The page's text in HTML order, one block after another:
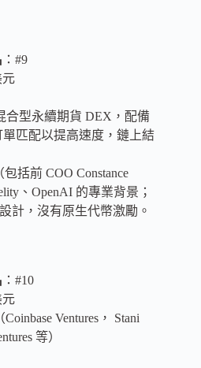
：#9
元
合型永續期貨 DEX，配備
匹配以提高速度，鏈上結
括前 COO Constance
、OpenAI 的專業背景；
計，沒有原生代幣激勵。
：#10
元
Ventures， Stani
等）